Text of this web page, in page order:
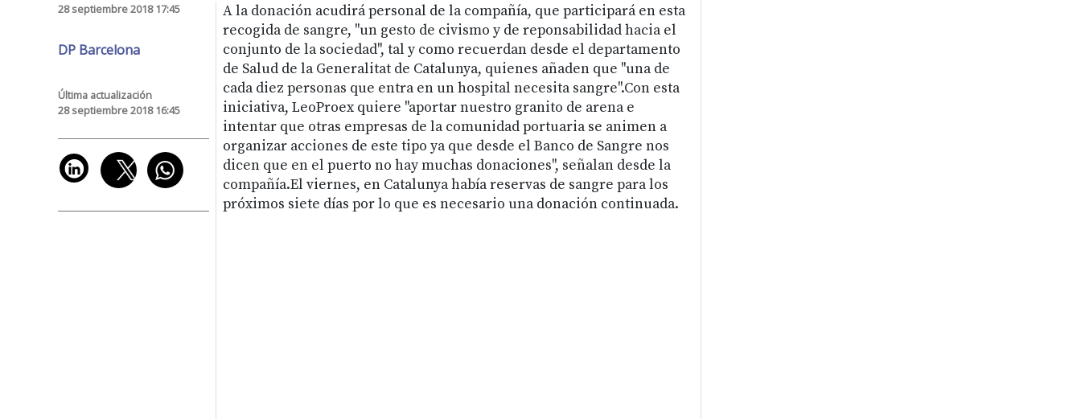
28 septiembre 2018 17:45
DP Barcelona
Última actualización
28 septiembre 2018 16:45
A la donación acudirá personal de la compañía, que participará en esta
recogida de sangre, "un gesto de civismo y de reponsabilidad hacia el
conjunto de la sociedad", tal y como recuerdan desde el departamento
de Salud de la Generalitat de Catalunya, quienes añaden que "una de
cada diez personas que entra en un hospital necesita sangre".Con esta
iniciativa, LeoProex quiere "aportar nuestro granito de arena e
intentar que otras empresas de la comunidad portuaria se animen a
organizar acciones de este tipo ya que desde el Banco de Sangre nos
dicen que en el puerto no hay muchas donaciones", señalan desde la
compañía.El viernes, en Catalunya había reservas de sangre para los
próximos siete días por lo que es necesario una donación continuada.